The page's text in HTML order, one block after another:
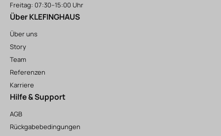
Freitag: 07:30–15:00 Uhr
Über KLEFINGHAUS
Über uns
Story
Team
Referenzen
Karriere
Hilfe & Support
AGB
Rückgabebedingungen